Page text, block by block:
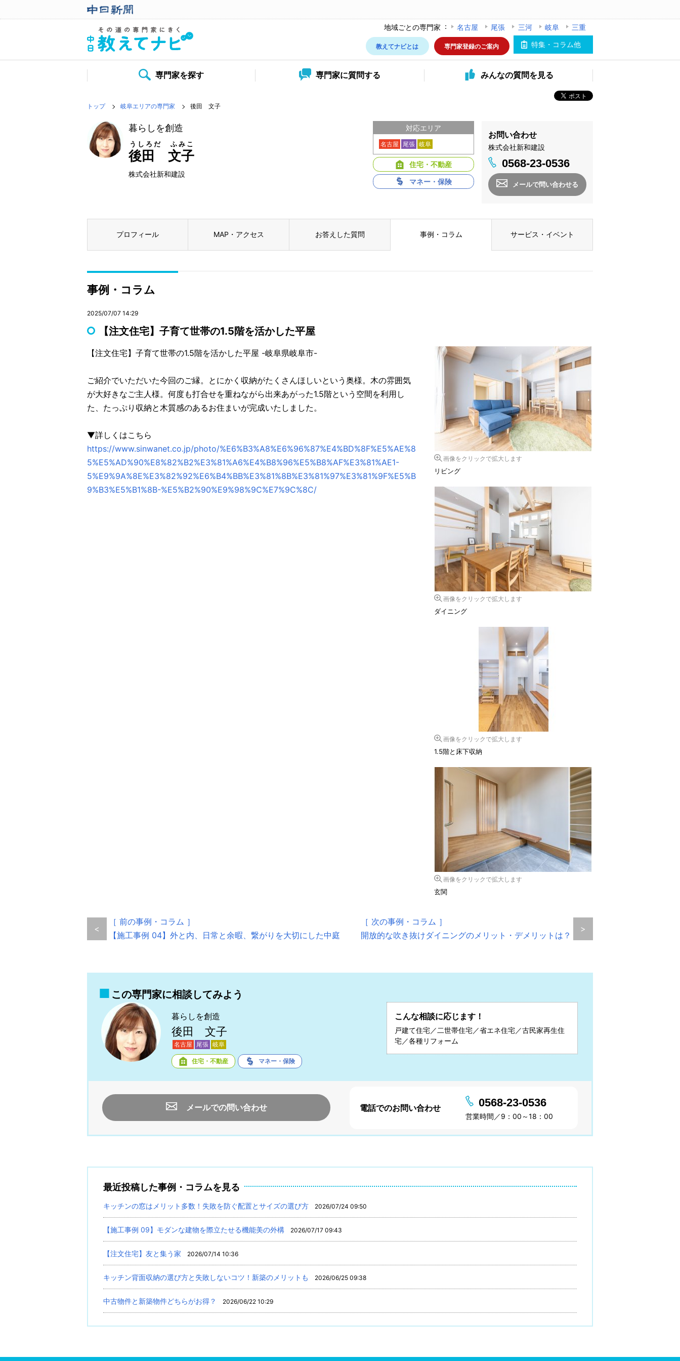
地域ごとの専門家 名古屋 尾張 三河 岐阜
三重
特集・コラム他
教えてナビとは 専門家登録のご案内
専門家を探す 専門家に質問する みんなの質問を見る
トップ 岐阜エリアの専門家 後田 文子
暮らしを創造
後田 文子
うしろだ ふみこ
株式会社新和建設
お問い合わせ
株式会社新和建設
0568-23-0536
メールで問い合わせる
対応エリア
名古屋 尾張 岐阜
住宅・不動産
マネー・保険
プロフィール MAP・アクセス お答えした質問 事例・コラム サービス・イベント
事例・コラム
2025/07/07 14:29
【注文住宅】子育て世帯の1.5階を活かした平屋
【注文住宅】子育て世帯の1.5階を活かした平屋 -岐阜県岐阜市-
ご紹介でいただいた今回のご縁。とにかく収納がたくさんほしいという奥様。木の雰囲気
が大好きなご主人様。何度も打合せを重ねながら出来あがった1.5階という空間を利用し
た、たっぷり収納と木質感のあるお住まいが完成いたしました。
▼詳しくはこちら
https://www.sinwanet.co.jp/photo/%E6%B3%A8%E6%96%87%E4%BD%8F%E5%AE%8
5%E5%AD%90%E8%82%B2%E3%81%A6%E4%B8%96%E5%B8%AF%E3%81%AE1-
5%E9%9A%8E%E3%82%92%E6%B4%BB%E3%81%8B%E3%81%97%E3%81%9F%E5%B
9%B3%E5%B1%8B-%E5%B2%90%E9%98%9C%E7%9C%8C/
画像をクリックで拡大します
リビング
画像をクリックで拡大します
ダイニング
画像をクリックで拡大します
1.5階と床下収納
画像をクリックで拡大します
玄関
<
［ 前の事例・コラム ］
【施工事例 04】外と内、日常と余暇、繋がりを大切にした中庭
［ 次の事例・コラム ］
開放的な吹き抜けダイニングのメリット・デメリットは？
>
この専門家に相談してみよう
暮らしを創造
後田 文子
名古屋 尾張 岐阜
住宅・不動産 マネー・保険
こんな相談に応じます！
戸建て住宅／二世帯住宅／省エネ住宅／古民家再生住
宅／各種リフォーム
メールでの問い合わせ 電話でのお問い合わせ 0568-23-0536
営業時間／9：00～18：00
最近投稿した事例・コラムを見る
キッチンの窓はメリット多数！失敗を防ぐ配置とサイズの選び方 2026/07/24 09:50
【施工事例 09】モダンな建物を際立たせる機能美の外構 2026/07/17 09:43
【注文住宅】友と集う家 2026/07/14 10:36
キッチン背面収納の選び方と失敗しないコツ！新築のメリットも 2026/06/25 09:38
中古物件と新築物件どちらがお得？ 2026/06/22 10:29